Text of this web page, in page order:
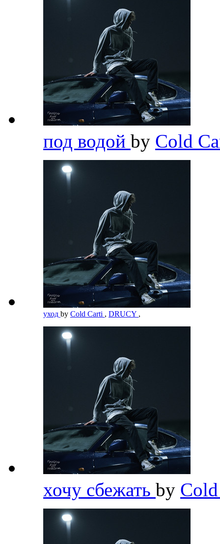
под водой by Cold
уход by Cold Carti , DRUCY ,
хочу сбежать by